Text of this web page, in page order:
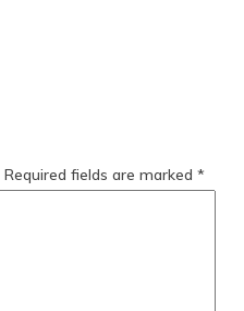
Required fields are marked *